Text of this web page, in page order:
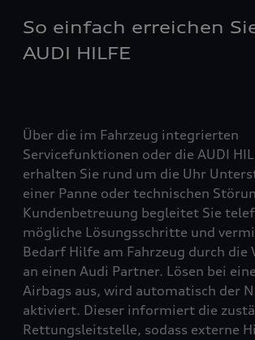
So einfach erreichen
AUDI HILFE
Über die im Fahrzeug integrierten
Servicefunktionen oder die AUDI
erhalten Sie rund um die Uhr
einer Panne oder technischen
Kundenbetreuung begleitet Sie
mögliche Lösungsschritte und
Bedarf Hilfe am Fahrzeug durch
an einen Audi Partner. Lösen bei
Airbags aus, wird automatisch der
aktiviert. Dieser informiert die
Rettungsleitstelle, sodass externe